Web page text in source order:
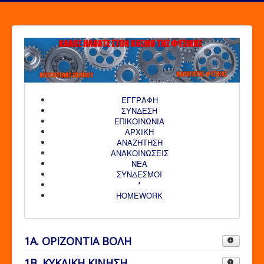
ΕΓΓΡΑΦΗ
ΣΥΝΔΕΣΗ
ΕΠΙΚΟΙΝΩΝΙΑ
ΑΡΧΙΚΗ
AΝΑΖΗΤΗΣΗ
ΑΝΑΚΟΙΝΩΣΕΙΣ
ΝΕΑ
ΣΥΝΔΕΣΜΟΙ
*
HOMEWORK
1Α. ΟΡΙΖΟΝΤΙΑ ΒΟΛΗ